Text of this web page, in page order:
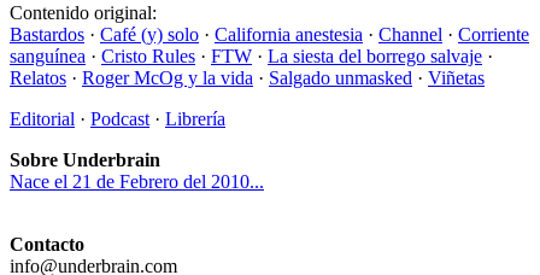
Contenido original:
Bastardos · Café (y) solo · California anestesia · Channel · Corriente
sanguínea · Cristo Rules · FTW · La siesta del borrego salvaje ·
Relatos · Roger McOg y la vida · Salgado unmasked · Viñetas
Editorial · Podcast · Librería
Sobre Underbrain
Nace el 21 de Febrero del 2010...
Contacto
info@underbrain.com